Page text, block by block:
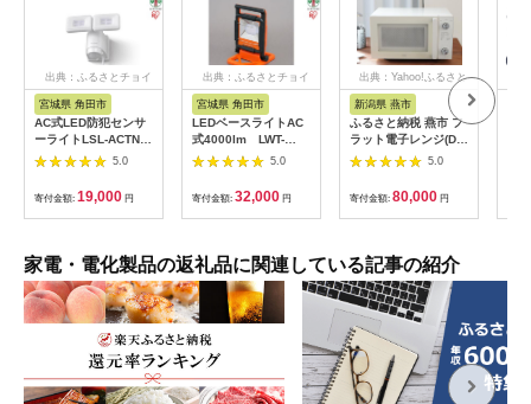
出典：ふるさとチョイ
宮城県 角田市
AC式LED防犯センサ
ーライトLSL-ACTN-
1200
5.0
寄付金額: 19,000 円
出典：ふるさとチョイ
宮城県 角田市
LEDベースライトAC
式4000lm LWT-
4000BA
5.0
寄付金額: 32,000 円
出典：Yahoo!ふるさと
納税
新潟県 燕市
ふるさと納税 燕市 フ
ラット電子レンジ(DR-
LD20W)
5.0
寄付金額: 80,000 円
家電・電化製品の返礼品に関連している記事の紹介